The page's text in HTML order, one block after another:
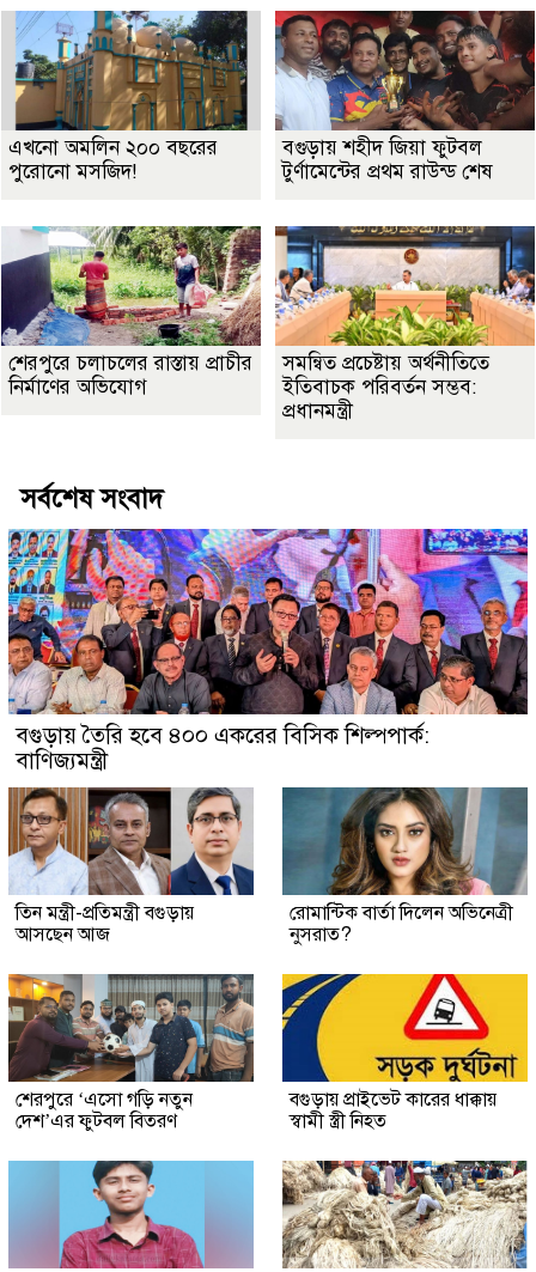
এখনো অমলিন ২০০ বছরের
পুরোনো মসজিদ!
বগুড়ায় শহীদ জিয়া ফুটবল
টুর্ণামেন্টের প্রথম রাউন্ড শেষ
শেরপুরে চলাচলের রাস্তায় প্রাচীর
নির্মাণের অভিযোগ
সমন্বিত প্রচেষ্টায় অর্থনীতিতে
ইতিবাচক পরিবর্তন সম্ভব:
প্রধানমন্ত্রী
সর্বশেষ সংবাদ
বগুড়ায় তৈরি হবে ৪০০ একরের বিসিক শিল্পপার্ক:
বাণিজ্যমন্ত্রী
তিন মন্ত্রী-প্রতিমন্ত্রী বগুড়ায়
আসছেন আজ
রোমান্টিক বার্তা দিলেন অভিনেত্রী
নুসরাত?
শেরপুরে ‘এসো গড়ি নতুন
দেশ’এর ফুটবল বিতরণ
বগুড়ায় প্রাইভেট কারের ধাক্কায়
স্বামী স্ত্রী নিহত